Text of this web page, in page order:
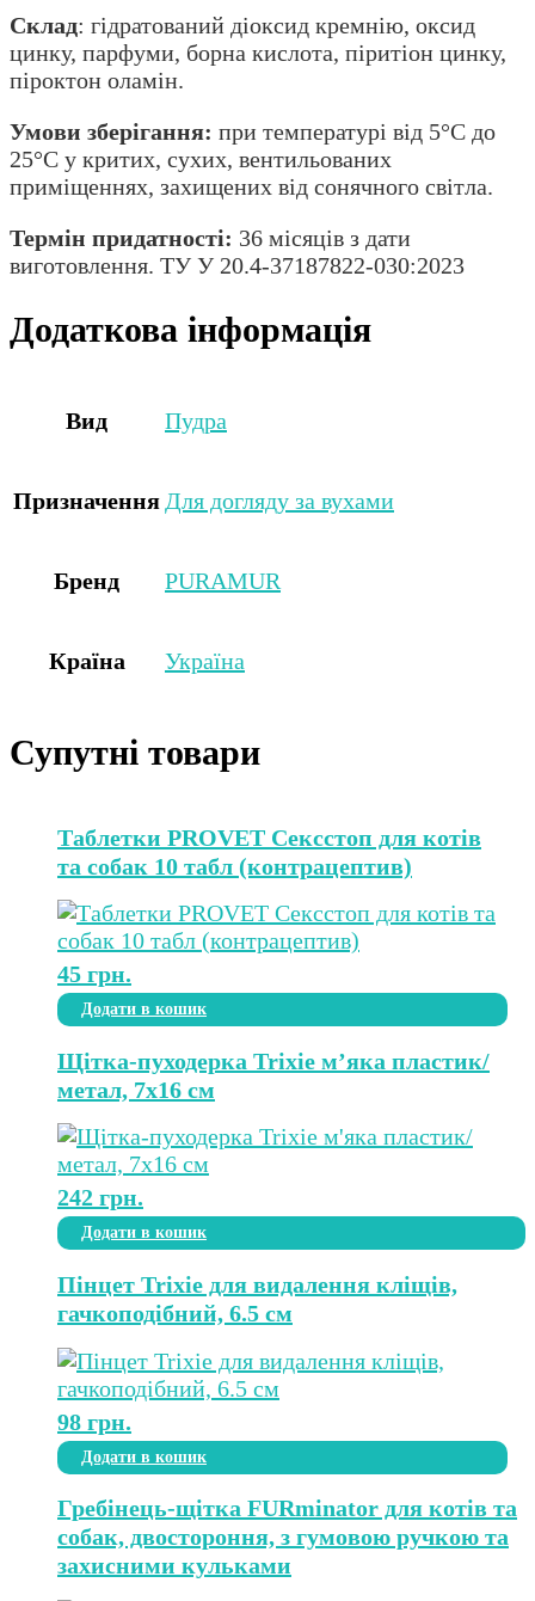
Склад: гідратований діоксид кремнію, оксид
цинку, парфуми, борна кислота, піритіон цинку,
піроктон оламін.
Умови зберігання: при температурі від 5°С до
25°С у критих, сухих, вентильованих
приміщеннях, захищених від сонячного світла.
Термін придатності: 36 місяців з дати
виготовлення. ТУ У 20.4-37187822-030:2023
Додаткова інформація
Вид Пудра
Призначення Для догляду за вухами
Бренд PURAMUR
Країна Україна
Супутні товари
Таблетки PROVET Сексстоп для котів
та собак 10 табл (контрацептив)
45 грн.
Додати в кошик
Щітка-пуходерка Trixie м’яка пластик/
метал, 7х16 см
242 грн.
Додати в кошик
Пінцет Trixie для видалення кліщів,
гачкоподібний, 6.5 см
98 грн.
Додати в кошик
Гребінець-щітка FURminator для котів та
собак, двостороння, з гумовою ручкою та
захисними кульками